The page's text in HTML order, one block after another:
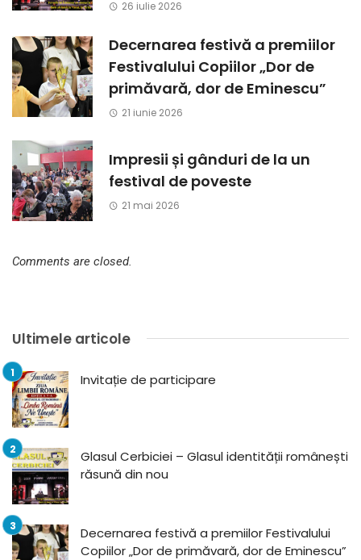
26 iulie 2026
Decernarea festivă a premiilor
Festivalului Copiilor „Dor de
primăvară, dor de Eminescu”
21 iunie 2026
Impresii și gânduri de la un
festival de poveste
21 mai 2026
Comments are closed.
Ultimele articole
Invitație de participare
Glasul Cerbiciei – Glasul identității românești
răsună din nou
Decernarea festivă a premiilor Festivalului
Copiilor „Dor de primăvară, dor de Eminescu”